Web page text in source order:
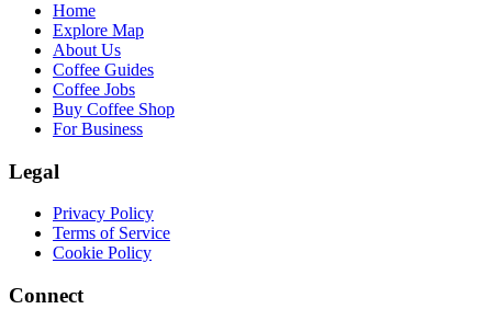
Home
Explore Map
About Us
Coffee Guides
Coffee Jobs
Buy Coffee Shop
For Business
Legal
Privacy Policy
Terms of Service
Cookie Policy
Connect